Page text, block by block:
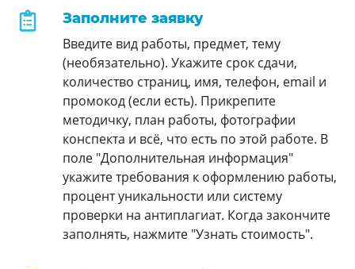
Заполните заявку
Введите вид работы, предмет, тему
(необязательно). Укажите срок сдачи,
количество страниц, имя, телефон, email и
промокод (если есть). Прикрепите
методичку, план работы, фотографии
конспекта и всё, что есть по этой работе. В
поле "Дополнительная информация"
укажите требования к оформлению работы,
процент уникальности или систему
проверки на антиплагиат. Когда закончите
заполнять, нажмите "Узнать стоимость".